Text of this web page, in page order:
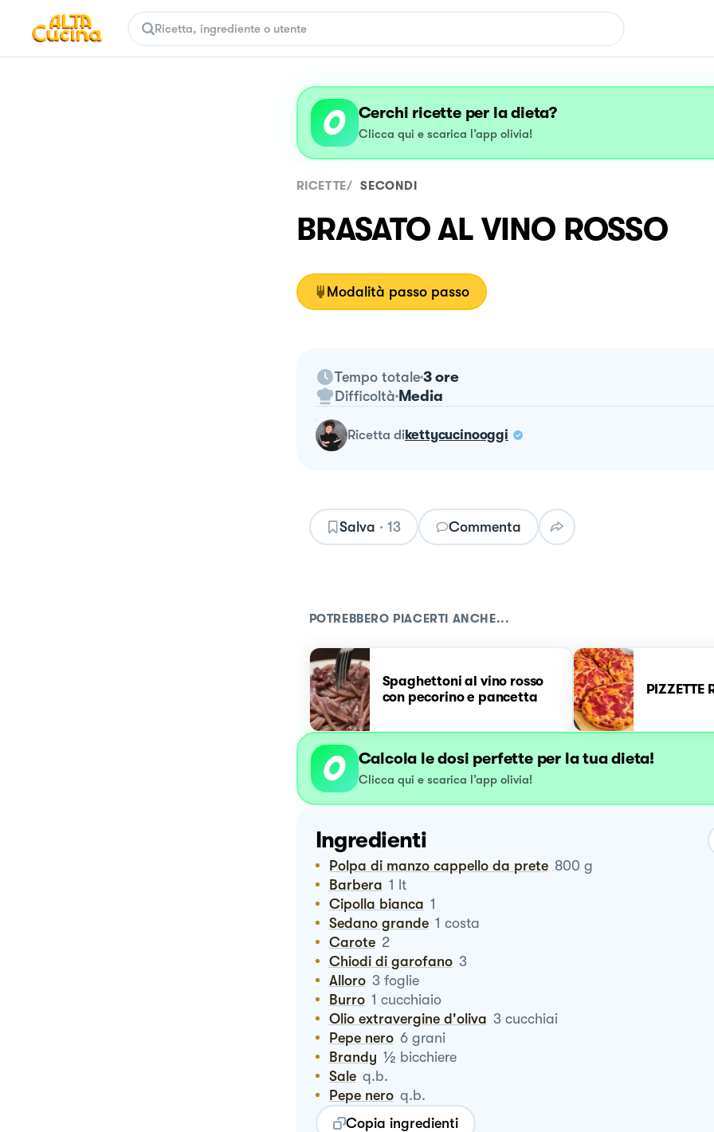
Cerchi ricette per la dieta?
Clicca qui e scarica l’app olivia!
RICETTE/ SECONDI
BRASATO AL VINO ROSSO
Modalità passo passo
Tempo totale 3 ore
Difficoltà Media
ricetta dikettycucinooggi
Salva · 13 Commenta
POTREBBERO PIACERTI ANCHE...
Spaghettoni al vino rosso
con pecorino e pancetta
PIZZETTE
Calcola le dosi perfette per la tua dieta!
Clicca qui e scarica l’app olivia!
Ingredienti
Polpa di manzo cappello da prete 800 g
Barbera 1 lt
Cipolla bianca 1
Sedano grande 1 costa
Carote 2
Chiodi di garofano 3
Alloro 3 foglie
Burro 1 cucchiaio
Olio extravergine d'oliva 3 cucchiai
Pepe nero 6 grani
Brandy ½ bicchiere
Sale q.b.
Pepe nero q.b.
Copia ingredienti